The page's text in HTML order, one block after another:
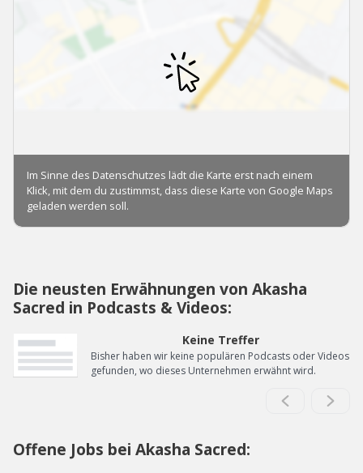
Die neusten Erwähnungen von Akasha
Sacred in Podcasts & Videos:
Keine Treffer
Bisher haben wir keine populären Podcasts oder Videos
gefunden, wo dieses Unternehmen erwähnt wird.
Offene Jobs bei Akasha Sacred: